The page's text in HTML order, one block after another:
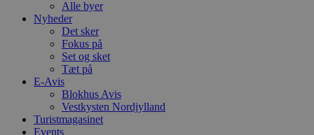
Alle byer
Nyheder
Det sker
Fokus på
Set og sket
Tæt på
E-Avis
Blokhus Avis
Vestkysten Nordjylland
Turistmagasinet
Events